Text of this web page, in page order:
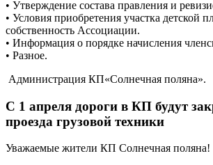
• Утверждение состава правления и
• Условия приобретения участка детской
собственность Ассоциации.
• Информация о порядке начисления
• Разное.
Администрация КП«Солнечная поляна».
С 1 апреля дороги в КП будут
проезда грузовой техники
Уважаемые жители КП Солнечная поляна!